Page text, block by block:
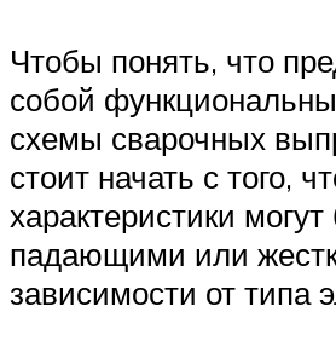
Чтобы понять, что
собой
схемы сварочных
стоит начать с того,
характеристики
падающими или
зависимости от типа